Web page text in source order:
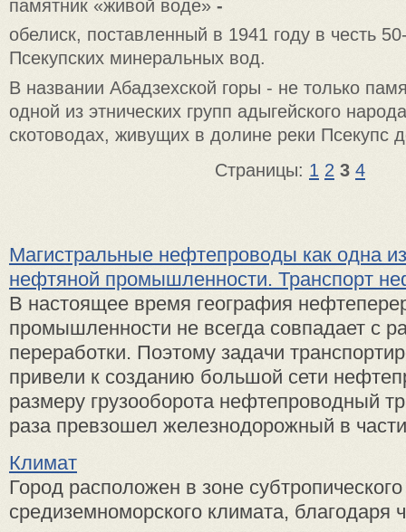
памятник «живой воде» -
обелиск, поставленный в 1941 году в честь
Псекупских минеральных вод.
В названии Абадзехской горы - не только
одной из этнических групп адыгейского
скотоводах, живущих в долине реки Псекупс
Страницы: 1 2 3 4
Магистральные нефтепроводы как одна
нефтяной промышленности. Транспорт
В настоящее время география
промышленности не всегда совпадает с
переработки. Поэтому задачи
привели к созданию большой сети
размеру грузооборота нефтепроводный
раза превзошел железнодорожный в
Климат
Город расположен в зоне субтропического
средиземноморского климата, благодаря